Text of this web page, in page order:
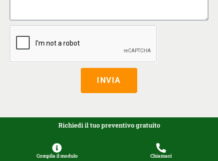
INVIA
Richiedi il tuo preventivo gratuito
Compila il modulo Chiamaci